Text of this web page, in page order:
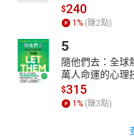
$240
1% (賺2點)
5
隨他們去：全球
萬人命運的心理
書】
$315
1% (賺3點)